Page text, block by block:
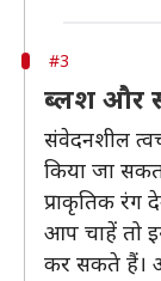
#3
ब्लश और
संवेदनशील
किया जा
प्राकृतिक रंग
आप चाहें तो
कर सकते हैं।